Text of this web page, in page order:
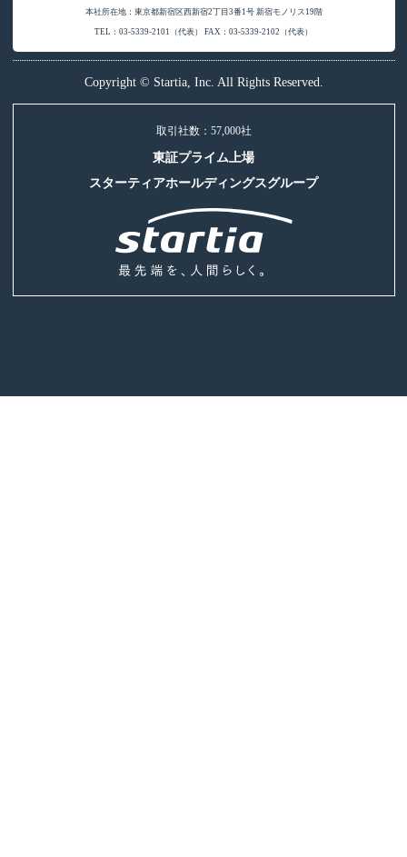
本社所在地：東京都新宿区西新宿2丁目3番1号 新宿モノリス19階
TEL：03-5339-2101（代表） FAX：03-5339-2102（代表）
Copyright © Startia, Inc. All Rights Reserved.
取引社数：57,000社
東証プライム上場
スターティアホールディングスグループ